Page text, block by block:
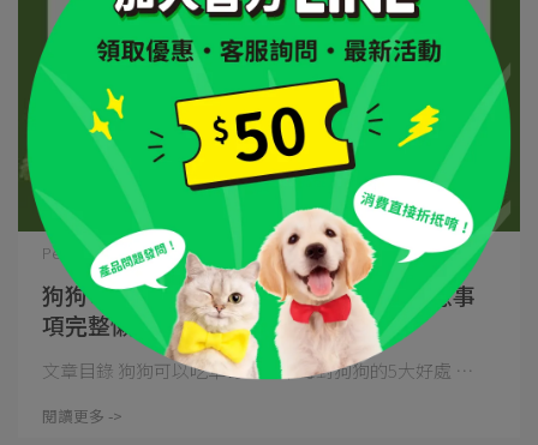
狗狗可以吃草莓嗎？狗吃草莓份量、注意事
項完整懶人包【2026最新】
PetDelux | 2026-03-01
文章目錄 狗狗可以吃草莓嗎？草莓對狗狗的5大好處 ⋯
閱讀更多 ->